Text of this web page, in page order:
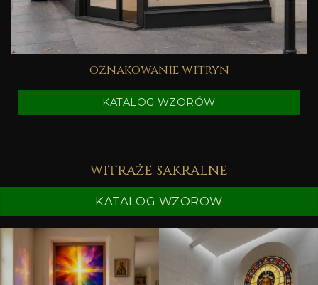
oznakowanie witryn
KATALOG WZORÓW
witraże sakralne
KATALOG WZOROW